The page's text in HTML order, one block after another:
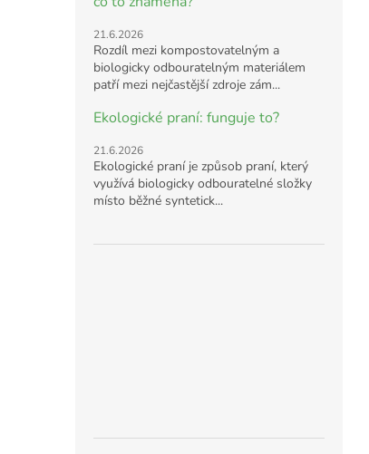
21.6.2026
Rozdíl mezi kompostovatelným a
biologicky odbouratelným materiálem
patří mezi nejčastější zdroje zám...
Ekologické praní: funguje to?
21.6.2026
Ekologické praní je způsob praní, který
využívá biologicky odbouratelné složky
místo běžné syntetick...